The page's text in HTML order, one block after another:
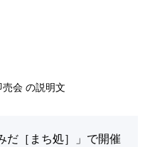
会 の説明文
だ［まち処］」で開催